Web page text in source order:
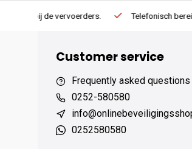
Telefonisch bereikbaar op
Customer service
Frequently asked questions
0252-580580
0252580580